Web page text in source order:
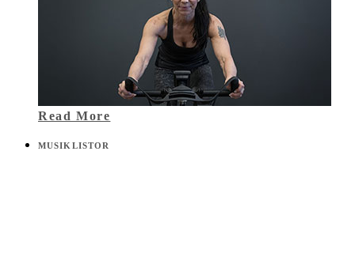
Read More
MUSIKLISTOR